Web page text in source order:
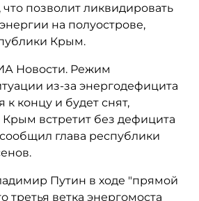
что позволит ликвидировать
на полуострове,
Крым.
Новости. Режим
из-за энергодефицита
концу и будет снят,
встретит без дефицита
глава республики
Путин в ходе "прямой
третья ветка энергомоста